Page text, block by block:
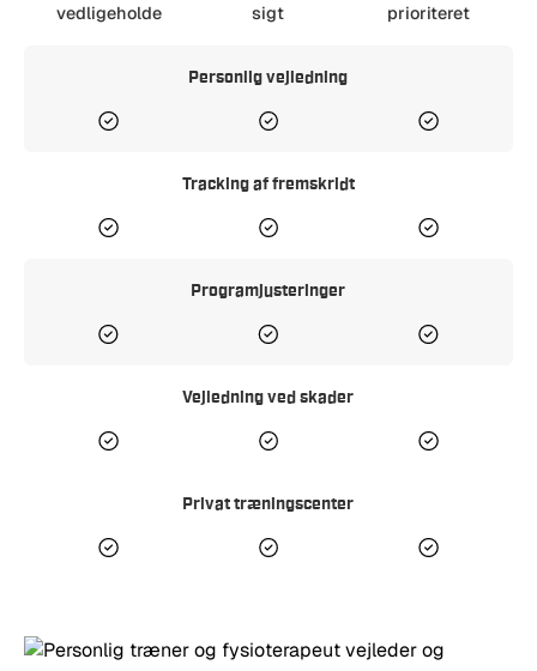
vedligeholde
sigt
prioriteret
Personlig vejledning
Tracking af fremskridt
Programjusteringer
Vejledning ved skader
Privat træningscenter